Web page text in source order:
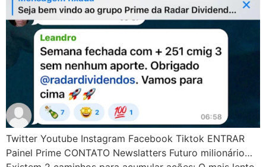
Twitter Youtube Instagram Facebook Tiktok ENTRAR
Painel Prime CONTATO Newslatters Futuro milionário…